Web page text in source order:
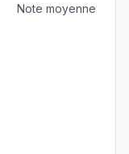
Note moyenne